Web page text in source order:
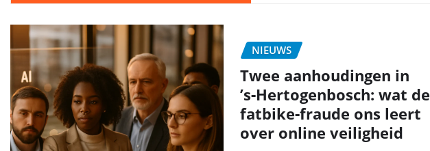
NIEUWS
Twee aanhoudingen in
’s‑Hertogenbosch: wat de
fatbike‑fraude ons leert
over online veiligheid